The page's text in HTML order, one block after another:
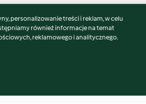
personalizowanie treści i reklam, w celu
również informacje na temat
reklamowego i analitycznego.